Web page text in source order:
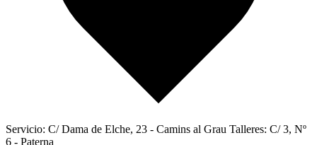
Servicio: C/ Dama de Elche, 23 - Camins al Grau Talleres: C/ 3, Nº
6 - Paterna